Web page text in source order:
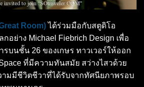
Room)ได้ร่วมมือกับสตูดิโอ
อย่าง Michael Fiebrich Design เพื่อ
บนชั้น 26 ของเกษร ทาวเวอร์ให้ออก
ที่มีความทันสมัย สว่างไสวด้วย
มมีชีวิตชีวาที่ได้รับจากทัศนียภาพรอบ